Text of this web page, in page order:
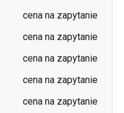
cena na zapytanie
cena na zapytanie
cena na zapytanie
cena na zapytanie
cena na zapytanie